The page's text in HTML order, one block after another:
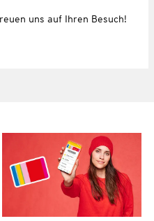
uns auf Ihren Besuch!